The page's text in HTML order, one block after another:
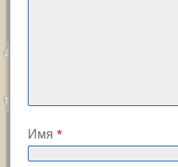
Имя *